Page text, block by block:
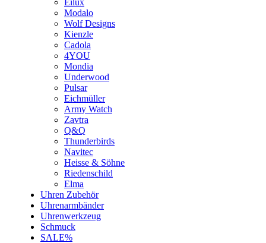
Eilux
Modalo
Wolf Designs
Kienzle
Cadola
4YOU
Mondia
Underwood
Pulsar
Eichmüller
Army Watch
Zavtra
Q&Q
Thunderbirds
Navitec
Heisse & Söhne
Riedenschild
Elma
Uhren Zubehör
Uhrenarmbänder
Uhrenwerkzeug
Schmuck
SALE%